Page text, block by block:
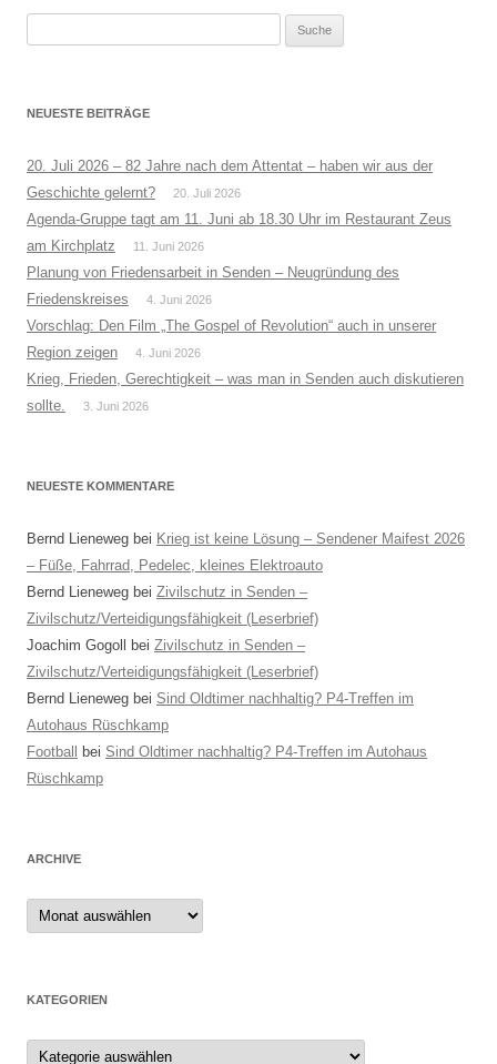
NEUESTE BEITRÄGE
20. Juli 2026 – 82 Jahre nach dem Attentat – haben wir aus der
Geschichte gelernt?
20. Juli 2026
Agenda-Gruppe tagt am 11. Juni ab 18.30 Uhr im Restaurant Zeus
am Kirchplatz
11. Juni 2026
Planung von Friedensarbeit in Senden – Neugründung des
Friedenskreises
4. Juni 2026
Vorschlag: Den Film „The Gospel of Revolution“ auch in unserer
Region zeigen
4. Juni 2026
Krieg, Frieden, Gerechtigkeit – was man in Senden auch diskutieren
sollte.
3. Juni 2026
NEUESTE KOMMENTARE
Bernd Lieneweg bei Krieg ist keine Lösung – Sendener Maifest 2026
– Füße, Fahrrad, Pedelec, kleines Elektroauto
Bernd Lieneweg bei Zivilschutz in Senden –
Zivilschutz/Verteidigungsfähigkeit (Leserbrief)
Joachim Gogoll
bei Zivilschutz in Senden –
Zivilschutz/Verteidigungsfähigkeit (Leserbrief)
Bernd Lieneweg bei Sind Oldtimer nachhaltig? P4-Treffen im
Autohaus Rüschkamp
Football
bei Sind Oldtimer nachhaltig? P4-Treffen im Autohaus
Rüschkamp
ARCHIVE
Archive
KATEGORIEN
Kategorien